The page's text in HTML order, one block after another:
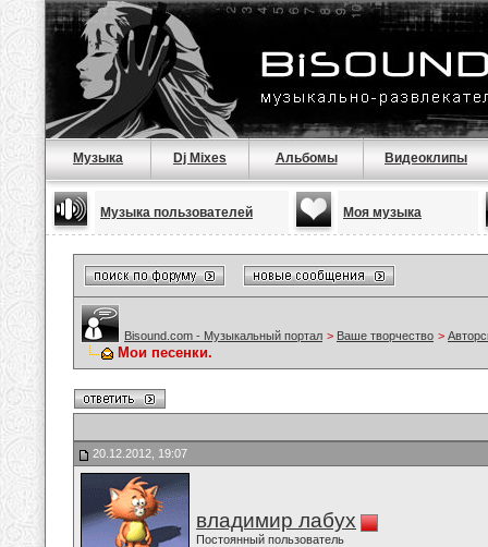
Музыка Dj Mixes Альбомы Видеоклипы
Музыка пользователей Моя музыка
Bisound.com - Музыкальный портал > Ваше творчество >
Мои песенки.
20.12.2012, 19:07
владимир лабух
Постоянный пользователь